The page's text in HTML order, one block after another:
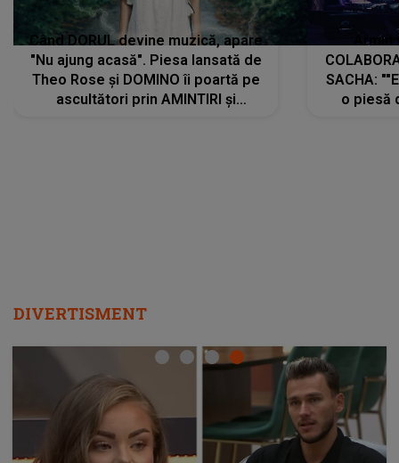
Când DORUL devine muzică, apare
"Nu ajung acasă". Piesa lansată de
Theo Rose și DOMINO îi poartă pe
ascultători prin AMINTIRI și
SACHA:
o piesă
DIVERTISMENT